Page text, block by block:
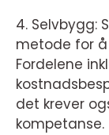
4. Selvbygg:
metode for
Fordelene
det krever
kompetanse.